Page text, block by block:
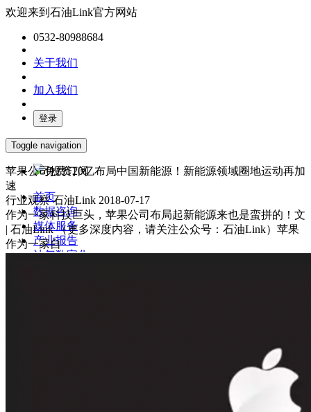
欢迎来到石油Link官方网站
0532-80988684
关于我们
加入我们
登录
Toggle navigation
免费订阅
首页
数据咨询
媒体服务
产业报告
油气数字化
苹果公司投资20亿布局中国新能源！新能源领域圈地运动再加
速
行业观察 石油Link 2018-07-17
作为一家科技巨头，苹果公司布局起新能源来也是蛮拼的！文
| 石油Link （更多深度内容，请关注公众号：石油Link）苹果
作为一家自